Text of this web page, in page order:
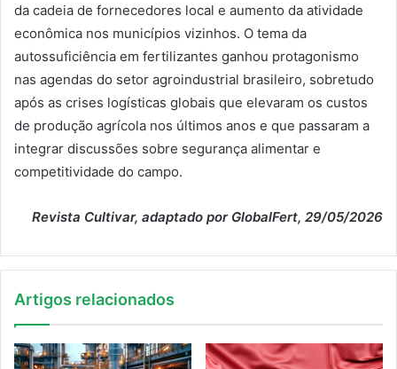
da cadeia de fornecedores local e aumento da atividade
econômica nos municípios vizinhos. O tema da
autossuficiência em fertilizantes ganhou protagonismo
nas agendas do setor agroindustrial brasileiro, sobretudo
após as crises logísticas globais que elevaram os custos
de produção agrícola nos últimos anos e que passaram a
integrar discussões sobre segurança alimentar e
competitividade do campo.
Revista Cultivar, adaptado por GlobalFert, 29/05/2026
Artigos relacionados